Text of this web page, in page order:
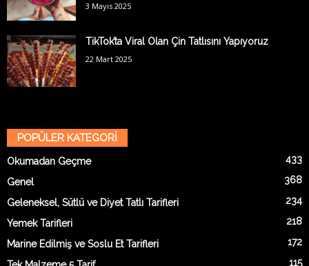
3 Mayıs 2025
TikTok’ta Viral Olan Çin Tatlısını Yapıyoruz
22 Mart 2025
POPÜLER KATEGORİ
Okumadan Geçme 433
Genel 368
Geleneksel, Sütlü ve Diyet Tatlı Tarifleri 234
Yemek Tarifleri 218
Marine Edilmiş ve Soslu Et Tarifleri 172
115